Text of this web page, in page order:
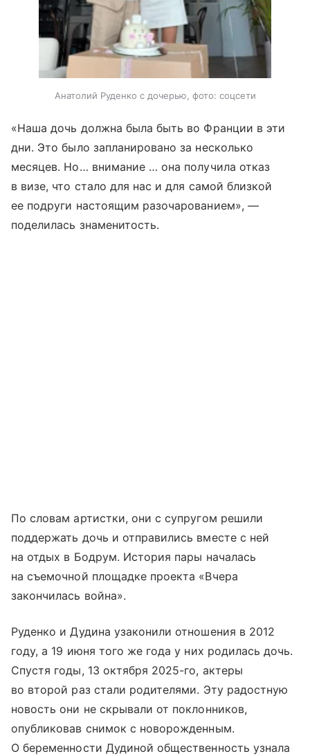
Анатолий Руденко с дочерью, фото: соцсети
«Наша дочь должна была быть во Франции в эти
дни. Это было запланировано за несколько
месяцев. Но… внимание … она получила отказ
в визе, что стало для нас и для самой близкой
ее подруги настоящим разочарованием», —
поделилась знаменитость.
По словам артистки, они с супругом решили
поддержать дочь и отправились вместе с ней
на отдых в Бодрум. История пары началась
на съемочной площадке проекта «Вчера
закончилась война».
Руденко и Дудина узаконили отношения в 2012
году, а 19 июня того же года у них родилась дочь.
Спустя годы, 13 октября 2025-го, актеры
во второй раз стали родителями. Эту радостную
новость они не скрывали от поклонников,
опубликовав снимок с новорожденным.
О беременности Дудиной общественность узнала